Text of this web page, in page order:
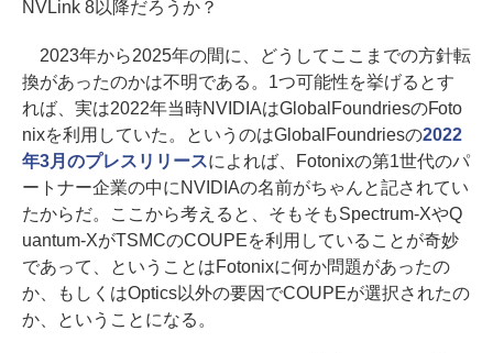
NVLink 8以降だろうか？
2023年から2025年の間に、どうしてここまでの方針転
換があったのかは不明である。1つ可能性を挙げるとす
れば、実は2022年当時NVIDIAはGlobalFoundriesのFoto
nixを利用していた。というのはGlobalFoundriesの2022
年3月のプレスリリースによれば、Fotonixの第1世代のパ
ートナー企業の中にNVIDIAの名前がちゃんと記されてい
たからだ。ここから考えると、そもそもSpectrum-XやQ
uantum-XがTSMCのCOUPEを利用していることが奇妙
であって、ということはFotonixに何か問題があったの
か、もしくはOptics以外の要因でCOUPEが選択されたの
か、ということになる。